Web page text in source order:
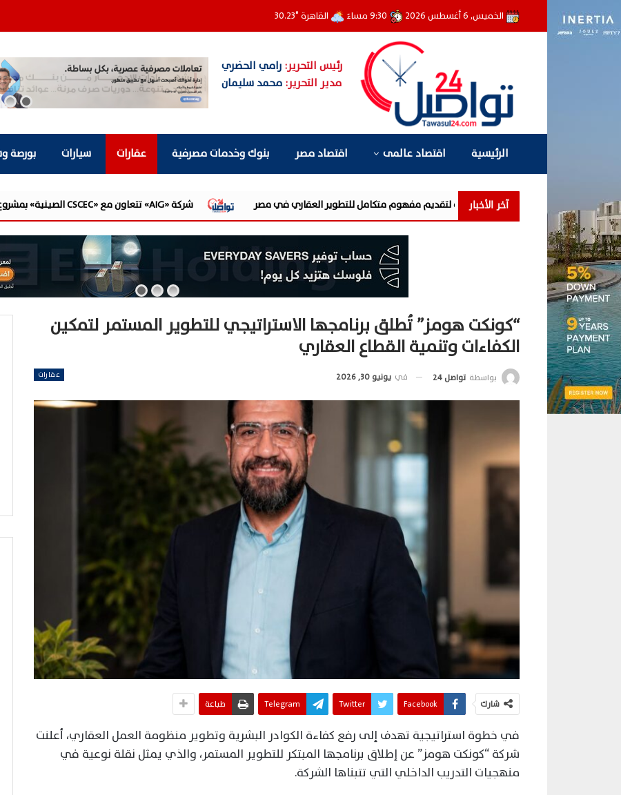
الخميس, 6 أغسطس 2026 القاهرة°
30.23
رئيس التحرير:رامي الحضري
مدير التحرير: محمد سليمان
الرئيسية اقتصاد عالمى اقتصاد مصر بنوك وخدمات مصرفية عقارات سيارات بورصة
آخر الأخبار شركة «AIG» تتعاون مع «CSCEC الصينية» بمشروع «AI Tower» بأعلى المعايير العالمية
“كونكت هومز” تُطلق برنامجها الاستراتيجي للتطوير المستمر لتمكين
الكفاءات وتنمية القطاع العقاري
عقارات بواسطة تواصل 24 في يونيو 30, 2026
شارك Facebook
Twitter
Telegram طباعة
في خطوة استراتيجية تهدف إلى رفع كفاءة الكوادر البشرية وتطوير منظومة العمل العقاري، أعلنت
شركة “كونكت هومز” عن إطلاق برنامجها المبتكر للتطوير المستمر، والذي يمثل نقلة نوعية في
منهجيات التدريب الداخلي التي تتبناها الشركة.